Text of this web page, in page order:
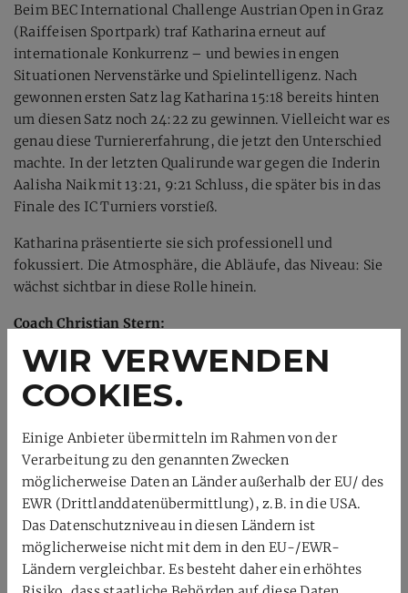
Beim BEC International Challenge Austrian Open in Graz
(Raiffeisen Sportpark) traf Katharina erneut auf
internationale Konkurrenz – und bewies in engen
Situationen Nervenstärke und Spielintelligenz. Nach
gewonnen ersten Satz lag Katharina 15:18 bereits hinten
um diesen Satz noch 24:22 zu gewinnen. Vielleicht war es
genau diese Turniererfahrung, die jetzt den Unterschied
machte. In der letzten Qualirunde war gegen die Inderin
Aalisha Naik mit 13:21, 9:21 Schluss, die später bis in das
Finale des IC Turniers vorstieß.
Katharina präsentierte sie sich professionell und
fokussiert. Die Atmosphäre, die Abläufe, das Niveau: Sie
wächst sichtbar in diese Rolle hinein.
Coach Christian Stern:
„Wir wussten nicht genau, wo Katharina im
Erwachsenenfeld steht. Jetzt wissen wir: Sie gehört genau
hierhin – und sie wird ihren Weg gehen.“
Was kommt als Nächstes?
Wer Katharina Nilges auf ihrem Weg begleiten möchte,
sollte dranbleiben. Die nächsten Turniere sind in Planung
– und mit jeder Partie wird klarer: Hier wächst eine
Athletin heran, die nicht nur spielen, sondern gestalten
will.
WIR VERWENDEN
COOKIES.
Einige Anbieter übermitteln im Rahmen von der
Verarbeitung zu den genannten Zwecken
möglicherweise Daten an Länder außerhalb der EU/ des
EWR (Drittlanddatenübermittlung), z.B. in die USA.
Das Datenschutzniveau in diesen Ländern ist
möglicherweise nicht mit dem in den EU-/EWR-
Ländern vergleichbar. Es besteht daher ein erhöhtes